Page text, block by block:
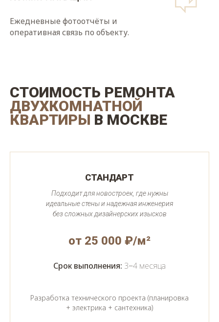
Ежедневные фотоотчёты и
оперативная связь по объекту.
СТОИМОСТЬ РЕМОНТА
ДВУХКОМНАТНОЙ
КВАРТИРЫ В МОСКВЕ
СТАНДАРТ
Подходит для новостроек, где нужны
идеальные стены и надежная инженерия
без сложных дизайнерских изысков
от 25 000 ₽/м²
Срок выполнения: 3−4 месяца
Разработка технического проекта (планировка
+ электрика + сантехника)